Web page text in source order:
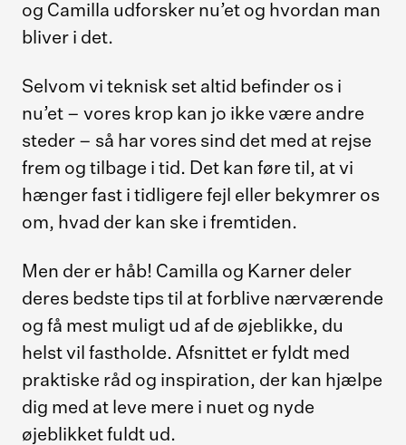
og Camilla udforsker nu’et og hvordan man
bliver i det.
Selvom vi teknisk set altid befinder os i
nu’et – vores krop kan jo ikke være andre
steder – så har vores sind det med at rejse
frem og tilbage i tid. Det kan føre til, at vi
hænger fast i tidligere fejl eller bekymrer os
om, hvad der kan ske i fremtiden.
Men der er håb! Camilla og Karner deler
deres bedste tips til at forblive nærværende
og få mest muligt ud af de øjeblikke, du
helst vil fastholde. Afsnittet er fyldt med
praktiske råd og inspiration, der kan hjælpe
dig med at leve mere i nuet og nyde
øjeblikket fuldt ud.